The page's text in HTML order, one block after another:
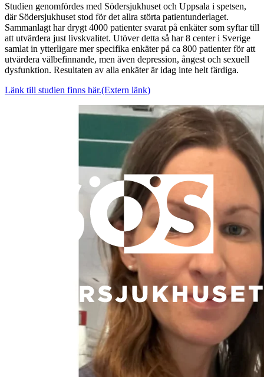
Studien genomfördes med Södersjukhuset och Uppsala i spetsen,
där Södersjukhuset stod för det allra störta patientunderlaget.
Sammanlagt har drygt 4000 patienter svarat på enkäter som syftar till
att utvärdera just livskvalitet. Utöver detta så har 8 center i Sverige
samlat in ytterligare mer specifika enkäter på ca 800 patienter för att
utvärdera välbefinnande, men även depression, ångest och sexuell
dysfunktion. Resultaten av alla enkäter är idag inte helt färdiga.
Länk till studien finns här.(Extern länk)